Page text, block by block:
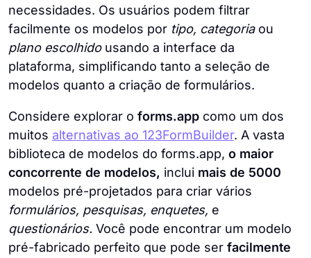
necessidades. Os usuários podem filtrar
facilmente os modelos por tipo, categoriaou
plano escolhidousando a interface da
plataforma, simplificando tanto a seleção de
modelos quanto a criação de formulários.
Considere explorar o forms.app como um dos
muitos alternativas ao 123FormBuilder. A vasta
biblioteca de modelos do forms.app, o maior
concorrente de modelos, inclui mais de 5000
modelos pré-projetados para criar vários
formulários, pesquisas, enquetes, e
questionários. Você pode encontrar um modelo
pré-fabricado perfeito que pode ser facilmente